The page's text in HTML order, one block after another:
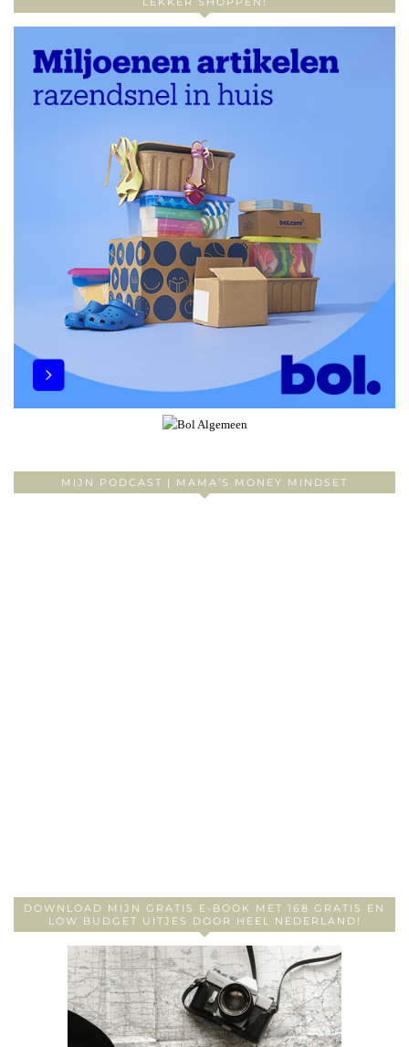
MIJN PODCAST | MAMA’S MONEY MINDSET
DOWNLOAD MIJN GRATIS E-BOOK MET 168 GRATIS EN
LOW BUDGET UITJES DOOR HEEL NEDERLAND!